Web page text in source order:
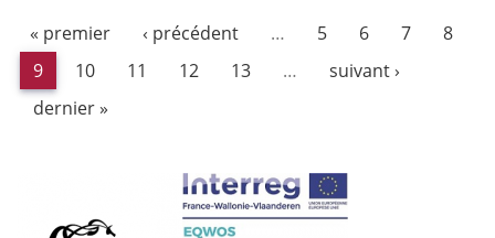
« premier ‹ précédent … 5 6 7
8
9
10 11 12 13 …
suivant ›
dernier »